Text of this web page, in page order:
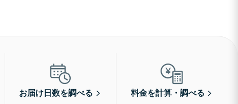
お届け日数を調べる 料金を計算・調べる